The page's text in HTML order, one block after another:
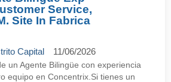
Service,
Site In Fabrica
Capital 11/06/2026
un Agente Bilingüe con experiencia
equipo en Concentrix.Si tienes un